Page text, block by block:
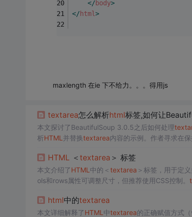
</body>
</html >
maxlength 在ie 下不给力。。。得用js
textarea怎么解析html标签,如何让
本文探讨了BeautifulSoup 3.0.5之后如何处理
析HTML 并替换textarea内容的示例。作者寻求在保
HTML ＜ textarea ＞ 标签
本文介绍了HTML 中的＜ textarea ＞标签，用于定
ols和rows属性可调整尺寸，但推荐使用CSS控制。
html中的textarea
本文详细解释了HTML 中textarea的正确赋值方式